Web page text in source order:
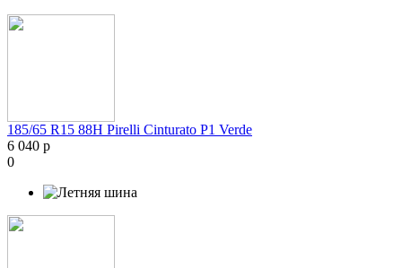
185/65 R15 88H Pirelli Cinturato P1 Verde
6 040 р
0